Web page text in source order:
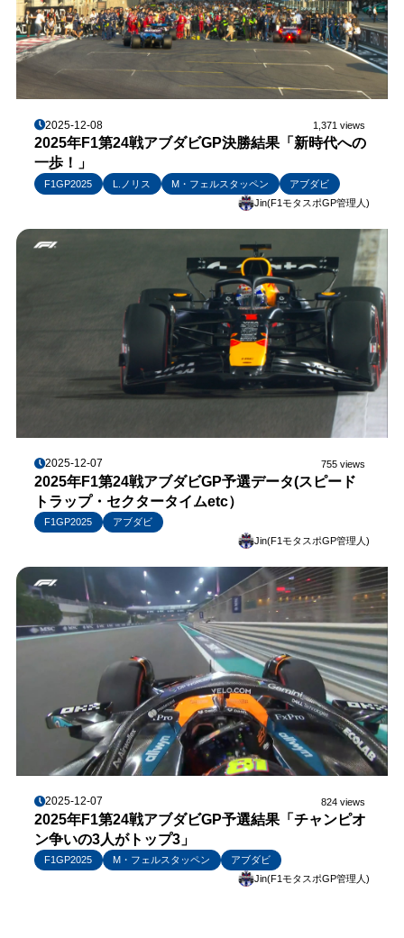
2025-12-08 1,371 views
2025年F1第24戦アブダビGP決勝結果「新時代への
一歩！」
F1GP2025 L.ノリス M・フェルスタッペン
アブダビ
Jin(F1モタスポGP管理人)
2025-12-07 755 views
2025年F1第24戦アブダビGP予選データ(スピード
トラップ・セクタータイムetc）
F1GP2025
アブダビ
Jin(F1モタスポGP管理人)
2025-12-07 824 views
2025年F1第24戦アブダビGP予選結果「チャンピオ
ン争いの3人がトップ3」
F1GP2025 M・フェルスタッペン
アブダビ
Jin(F1モタスポGP管理人)